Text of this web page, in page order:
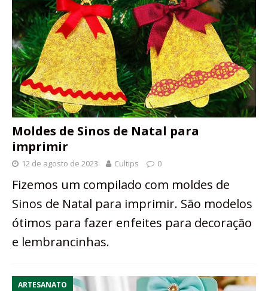
Moldes de Sinos de Natal para
imprimir
12 de agosto de 2023 Cultips 0
Fizemos um compilado com moldes de
Sinos de Natal para imprimir. São modelos
ótimos para fazer enfeites para decoração
e lembrancinhas.
ARTESANATO